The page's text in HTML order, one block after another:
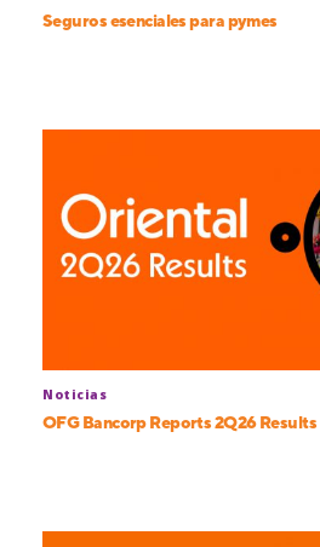
Seguros esenciales para pymes
Noticias
OFG Bancorp Reports 2Q26 Results